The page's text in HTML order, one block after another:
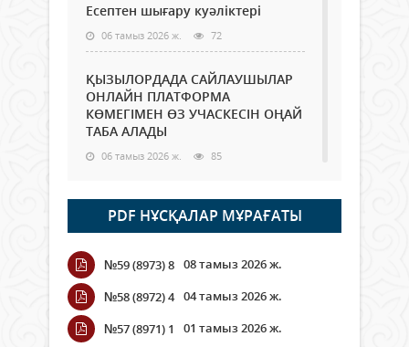
Есептен шығару куәліктері
06 тамыз 2026 ж. 72
ҚЫЗЫЛОРДАДА САЙЛАУШЫЛАР
ОНЛАЙН ПЛАТФОРМА
КӨМЕГІМЕН ӨЗ УЧАСКЕСІН ОҢАЙ
ТАБА АЛАДЫ
06 тамыз 2026 ж. 85
Open Air: Қызылорда облысы
полиция департаменті 20
мыңнан астам көрерменнің
қауіпсіздігін қамтамасыз етті
06 тамыз 2026 ж.
Wi-Fi ҚАБЫРҒА АРҚЫЛЫ ҚАЛАЙ
ӨТЕДІ?
PDF НҰСҚАЛАР МҰРАҒАТЫ
№59 (8973) 8 08 тамыз 2026 ж.
№58 (8972) 4 04 тамыз 2026 ж.
№57 (8971) 1
01 тамыз 2026 ж.